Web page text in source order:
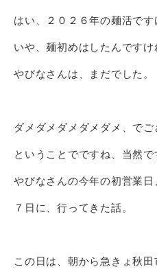
はい、２０２６年の麺活です
いや、麺初めはしたんですけ
やびなさんは、まだでした。
ダメダメダメダメダメ、でご
ということでですね、当然で
やびなさんの今年の初営業日
７日に、行ってきた話。
この日は、朝から急きょ秋田